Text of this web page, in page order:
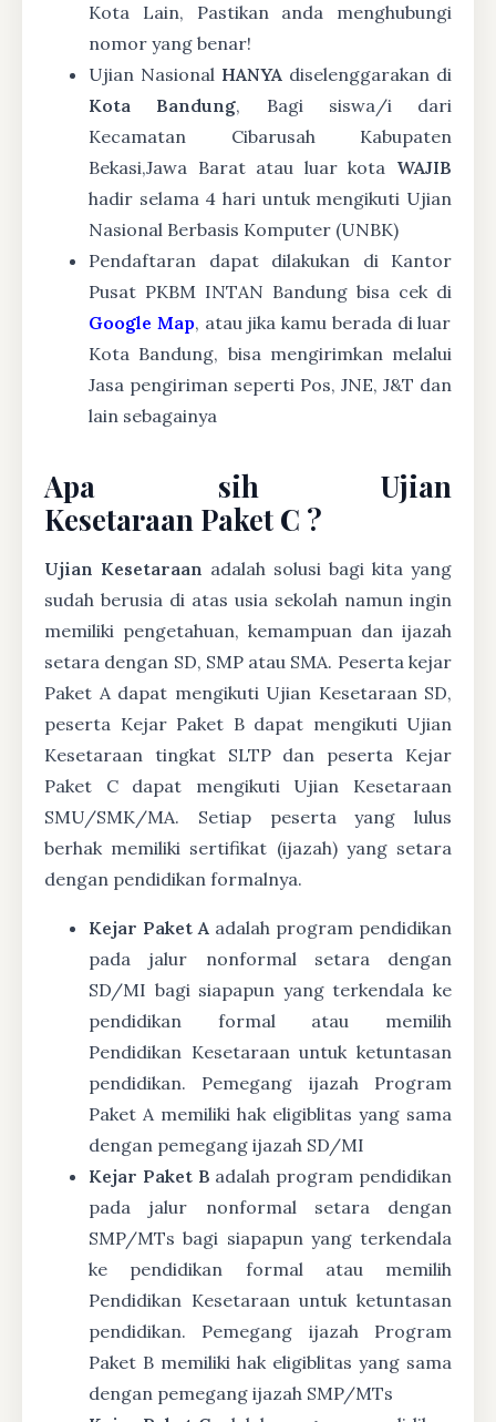
Kota Lain, Pastikan anda menghubungi
nomor yang benar!
Ujian Nasional HANYA diselenggarakan di
Kota Bandung, Bagi siswa/i dari
Kecamatan Cibarusah Kabupaten
Bekasi,Jawa Barat atau luar kota WAJIB
hadir selama 4 hari untuk mengikuti Ujian
Nasional Berbasis Komputer (UNBK)
Pendaftaran dapat dilakukan di Kantor
Pusat PKBM INTAN Bandung bisa cek di
Google Map, atau jika kamu berada di luar
Kota Bandung, bisa mengirimkan melalui
Jasa pengiriman seperti Pos, JNE, J&T dan
lain sebagainya
Apa sih Ujian
Kesetaraan Paket C ?
Ujian Kesetaraan adalah solusi bagi kita yang
sudah berusia di atas usia sekolah namun ingin
memiliki pengetahuan, kemampuan dan ijazah
setara dengan SD, SMP atau SMA. Peserta kejar
Paket A dapat mengikuti Ujian Kesetaraan SD,
peserta Kejar Paket B dapat mengikuti Ujian
Kesetaraan tingkat SLTP dan peserta Kejar
Paket C dapat mengikuti Ujian Kesetaraan
SMU/SMK/MA. Setiap peserta yang lulus
berhak memiliki sertifikat (ijazah) yang setara
dengan pendidikan formalnya.
Kejar Paket A adalah program pendidikan
pada jalur nonformal setara dengan
SD/MI bagi siapapun yang terkendala ke
pendidikan formal atau memilih
Pendidikan Kesetaraan untuk ketuntasan
pendidikan. Pemegang ijazah Program
Paket A memiliki hak eligiblitas yang sama
dengan pemegang ijazah SD/MI
Kejar Paket B adalah program pendidikan
pada jalur nonformal setara dengan
SMP/MTs bagi siapapun yang terkendala
ke pendidikan formal atau memilih
Pendidikan Kesetaraan untuk ketuntasan
pendidikan. Pemegang ijazah Program
Paket B memiliki hak eligiblitas yang sama
dengan pemegang ijazah SMP/MTs